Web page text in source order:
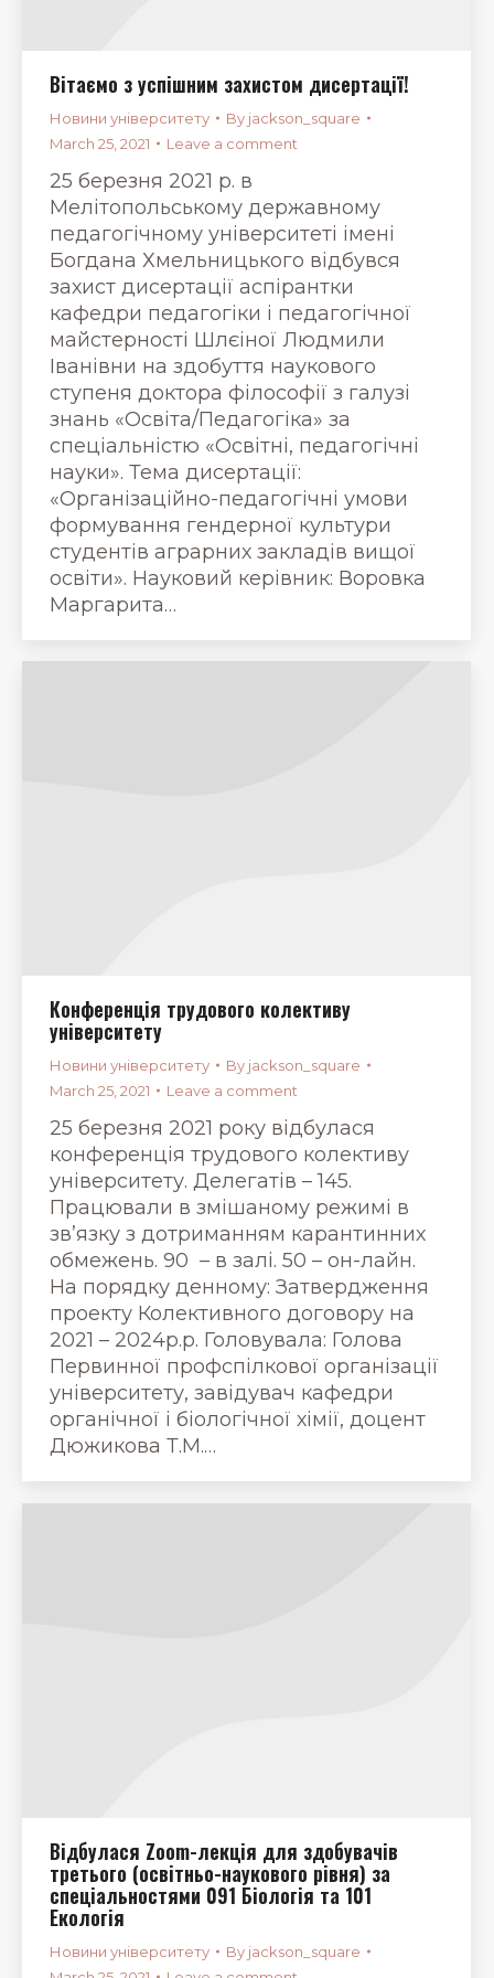
Вітаємо з успішним захистом дисертації!
Новини університету By jackson_square
March 25, 2021
Leave a comment
25 березня 2021 р. в
Мелітопольському державному
педагогічному університеті імені
Богдана Хмельницького відбувся
захист дисертації аспірантки
кафедри педагогіки і педагогічної
майстерності Шлєіної Людмили
Іванівни на здобуття наукового
ступеня доктора філософії з галузі
знань «Освіта/Педагогіка» за
спеціальністю «Освітні, педагогічні
науки». Тема дисертації:
«Організаційно-педагогічні умови
формування гендерної культури
студентів аграрних закладів вищої
освіти». Науковий керівник: Воровка
Маргарита…
Конференція трудового колективу
університету
Новини університету By jackson_square
March 25, 2021
Leave a comment
25 березня 2021 року відбулася
конференція трудового колективу
університету. Делегатів – 145.
Працювали в змішаному режимі в
зв’язку з дотриманням карантинних
обмежень. 90 – в залі. 50 – он-лайн.
На порядку денному: Затвердження
проекту Колективного договору на
2021 – 2024р.р. Головувала: Голова
Первинної профспілкової організації
університету, завідувач кафедри
органічної і біологічної хімії, доцент
Дюжикова Т.М.…
Відбулася Zoom-лекція для здобувачів
третього (освітньо-наукового рівня) за
спеціальностями 091 Біологія та 101
Екологія
Новини університету By jackson_square